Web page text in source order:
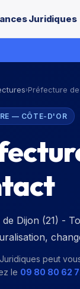
Juridiques
›Préfecture
— CÔTE-D'OR
Dijon (21) -
peut
le 09 80 80 62